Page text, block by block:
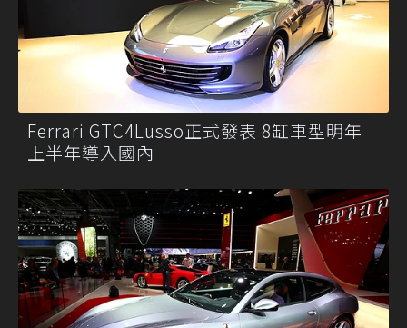
Ferrari GTC4Lusso正式發表 8缸車型明年
上半年導入國內